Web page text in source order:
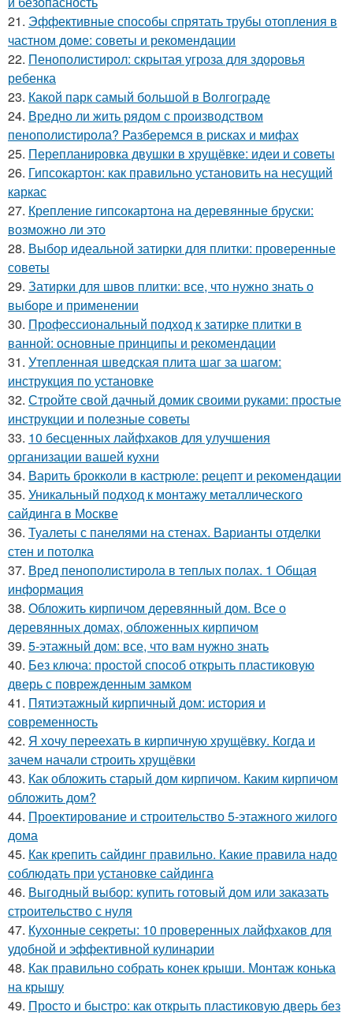
21. Эффективные способы спрятать трубы отопления в
частном доме: советы и рекомендации
22. Пенополистирол: скрытая угроза для здоровья
ребенка
23. Какой парк самый большой в Волгограде
24. Вредно ли жить рядом с производством
пенополистирола? Разберемся в рисках и мифах
25. Перепланировка двушки в хрущёвке: идеи и советы
26. Гипсокартон: как правильно установить на несущий
каркас
27. Крепление гипсокартона на деревянные бруски:
возможно ли это
28. Выбор идеальной затирки для плитки: проверенные
советы
29. Затирки для швов плитки: все, что нужно знать о
выборе и применении
30. Профессиональный подход к затирке плитки в
ванной: основные принципы и рекомендации
31. Утепленная шведская плита шаг за шагом:
инструкция по установке
32. Стройте свой дачный домик своими руками: простые
инструкции и полезные советы
33. 10 бесценных лайфхаков для улучшения
организации вашей кухни
34. Варить брокколи в кастрюле: рецепт и рекомендации
35. Уникальный подход к монтажу металлического
сайдинга в Москве
36. Туалеты с панелями на стенах. Варианты отделки
стен и потолка
37. Вред пенополистирола в теплых полах. 1 Общая
информация
38. Обложить кирпичом деревянный дом. Все о
деревянных домах, обложенных кирпичом
39. 5-этажный дом: все, что вам нужно знать
40. Без ключа: простой способ открыть пластиковую
дверь с поврежденным замком
41. Пятиэтажный кирпичный дом: история и
современность
42. Я хочу переехать в кирпичную хрущёвку. Когда и
зачем начали строить хрущёвки
43. Как обложить старый дом кирпичом. Каким кирпичом
обложить дом?
44. Проектирование и строительство 5-этажного жилого
дома
45. Как крепить сайдинг правильно. Какие правила надо
соблюдать при установке сайдинга
46. Выгодный выбор: купить готовый дом или заказать
строительство с нуля
47. Кухонные секреты: 10 проверенных лайфхаков для
удобной и эффективной кулинарии
48. Как правильно собрать конек крыши. Монтаж конька
на крышу
49. Просто и быстро: как открыть пластиковую дверь без